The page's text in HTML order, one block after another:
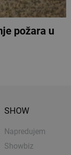
požara u
SHOW
Napredujem
Showbiz